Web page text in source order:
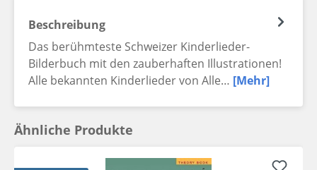
Beschreibung
Das berühmteste Schweizer Kinderlieder-
Bilderbuch mit den zauberhaften Illustrationen!
Alle bekannten Kinderlieder von Alle… [Mehr]
Ähnliche Produkte